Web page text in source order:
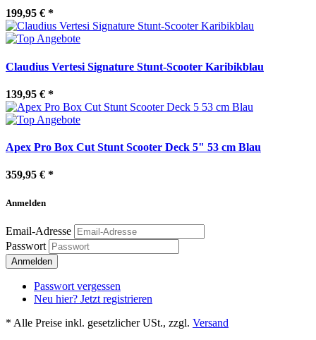
199,95 € *
Claudius Vertesi Signature Stunt-Scooter Karibikblau
139,95 € *
Apex Pro Box Cut Stunt Scooter Deck 5" 53 cm Blau
359,95 € *
Anmelden
Email-Adresse
Passwort
Passwort vergessen
Neu hier? Jetzt registrieren
* Alle Preise inkl. gesetzlicher USt., zzgl. Versand